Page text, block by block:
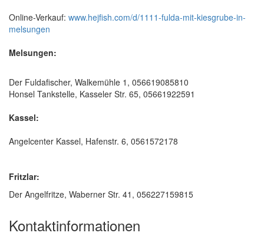
Online-Verkauf: www.hejfish.com/d/1111-fulda-mit-kiesgrube-in-
melsungen
Melsungen:
Der Fuldafischer, Walkemühle 1, 056619085810
Honsel Tankstelle, Kasseler Str. 65, 05661922591
Kassel:
Angelcenter Kassel, Hafenstr. 6, 0561572178
Fritzlar:
Der Angelfritze, Waberner Str. 41, 056227159815
Kontaktinformationen